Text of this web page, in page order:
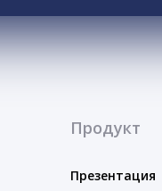
Продукт
Презентация